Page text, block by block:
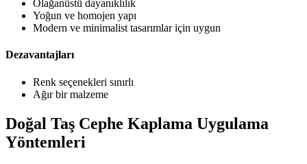
Olağanüstü dayanıklılık
Yoğun ve homojen yapı
Modern ve minimalist tasarımlar için uygun
Dezavantajları
Renk seçenekleri sınırlı
Ağır bir malzeme
Doğal Taş Cephe Kaplama Uygulama
Yöntemleri